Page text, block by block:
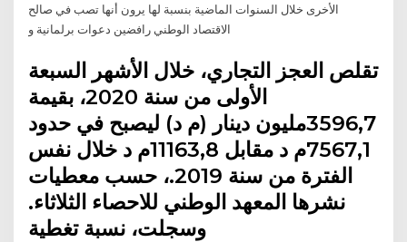
الأخرى خلال السنوات الماضية بنسبة لها يرون أنها تصب في صالح
الاقتصاد الوطني رافضين دعوات برلمانية و
تقلص العجز التجاري، خلال الأشهر السبعة
الأولى من سنة 2020، بقيمة
3596,7مليون دينار (م د) ليصبح في حدود
7567,1م د مقابل 11163,8م د خلال نفس
الفترة من سنة 2019.، حسب معطيات
نشرها المعهد الوطني للاحصاء الثلاثاء.
وسجلت، نسبة تغطية